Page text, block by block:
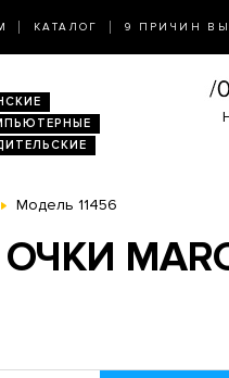
КАТАЛОГ 9 ПРИЧИН
Модель 11456
MARC